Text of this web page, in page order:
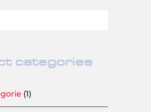
categories
(1)